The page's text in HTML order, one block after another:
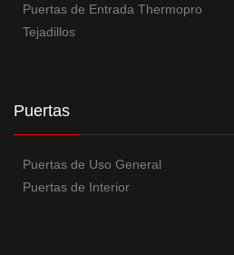
Puertas de Entrada Thermopro
Tejadillos
Puertas
Puertas de Uso General
Puertas de Interior